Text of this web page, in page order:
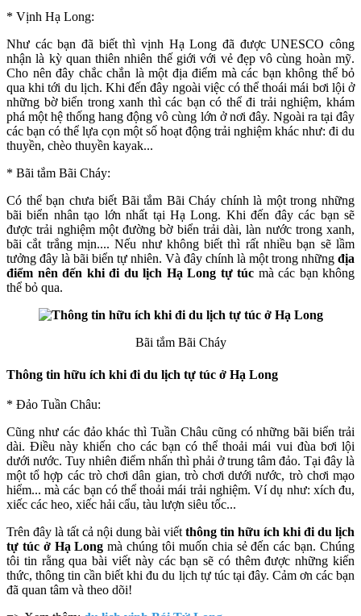
* Vịnh Hạ Long:
Như các bạn đã biết thì vịnh Hạ Long đã được UNESCO công
nhận là kỳ quan thiên nhiên thế giới với vẻ đẹp vô cùng hoàn mỹ.
Cho nên đây chắc chắn là một địa điểm mà các bạn không thể bỏ
qua khi tới du lịch. Khi đến đây ngoài việc có thể thoái mái bơi lội ở
những bờ biển trong xanh thì các bạn có thể đi trải nghiệm, khám
phá một hệ thống hang động vô cùng lớn ở nơi đây. Ngoài ra tại đây
các bạn có thể lựa cọn một số hoạt động trải nghiệm khác như: đi du
thuyền, chèo thuyền kayak...
* Bãi tắm Bãi Cháy:
Có thể bạn chưa biết Bãi tắm Bãi Cháy chính là một trong những
bãi biển nhân tạo lớn nhất tại Hạ Long. Khi đến đây các bạn sẽ
được trải nghiệm một đường bờ biển trải dài, làn nước trong xanh,
bãi cắt trắng mịn.... Nếu như không biết thì rất nhiều bạn sẽ lầm
tưởng đây là bãi biển tự nhiên. Và đây chính là một trong những địa
điểm nên đến khi đi du lịch Hạ Long tự túc mà các bạn không
thể bỏ qua.
Bãi tắm Bãi Cháy
Thông tin hữu ích khi đi du lịch tự túc ở Hạ Long
* Đảo Tuần Châu:
Cũng như các đảo khác thì Tuần Châu cũng có những bãi biển trải
dài. Điều này khiến cho các bạn có thể thoải mái vui đùa bơi lội
dưới nước. Tuy nhiên điểm nhấn thì phải ở trung tâm đảo. Tại đây là
một tổ hợp các trò chơi dân gian, trò chơi dưới nước, trò chơi mạo
hiểm... mà các bạn có thể thoải mái trải nghiệm. Ví dụ như: xích đu,
xiếc các heo, xiếc hải cẩu, tàu lượn siêu tốc...
Trên đây là tất cả nội dung bài viết thông tin hữu ích khi đi du lịch
tự túc ở Hạ Long mà chúng tôi muốn chia sẻ đến các bạn. Chúng
tôi tin rằng qua bài viết này các bạn sẽ có thêm được những kiến
thức, thông tin cần biết khi đu du lịch tự túc tại đây. Cảm ơn các bạn
đã quan tâm và theo dõi!